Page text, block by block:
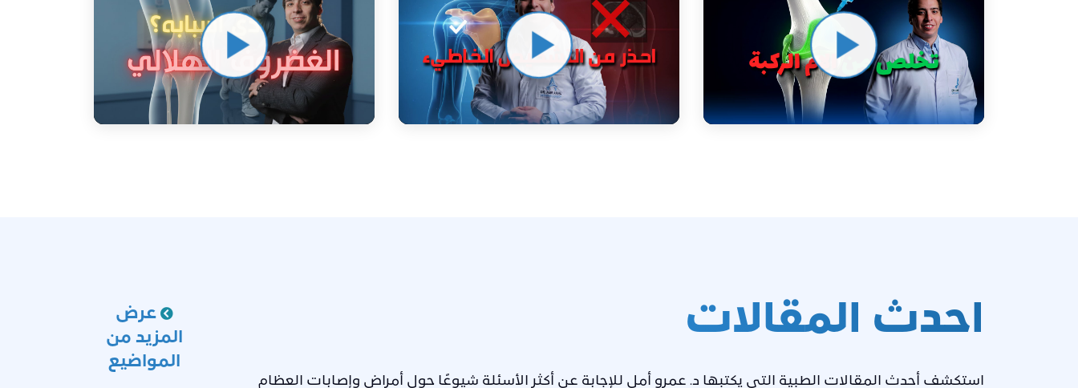
احدث المقالات
استكشف أحدث المقالات الطبية التي يكتبها د. عمرو أمل للإجابة عن أكثر الأسئلة شيوعًا حول أمراض وإصابات العظام
عرض
المزيد من
المواضيع